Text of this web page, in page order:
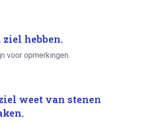
hebben.
voor opmerkingen.
weet van stenen